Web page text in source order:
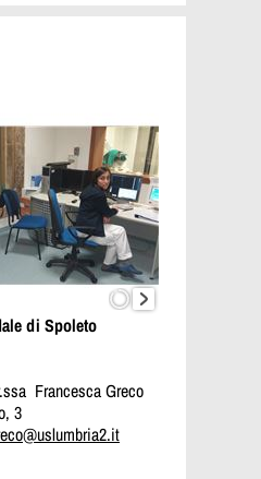
di Spoleto
Francesca Greco
3